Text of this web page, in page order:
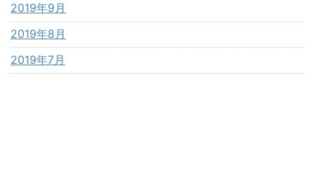
2019年9月
2019年8月
2019年7月